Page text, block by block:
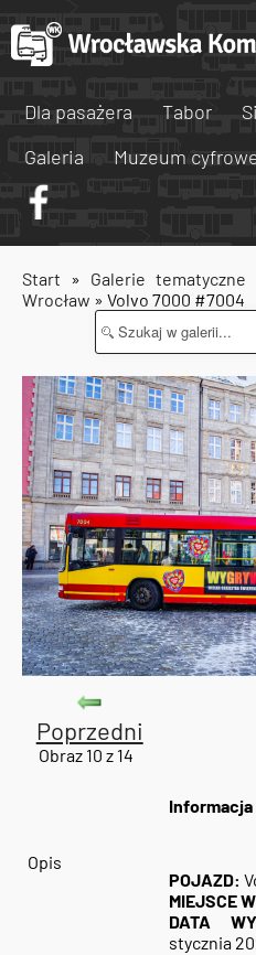
Dla pasażera Tabor
Galeria
Muzeum
Start » Galerie tematyczne
Wrocław » Volvo 7000 #7004
Poprzedni
Obraz 10 z 14
Informacja
Opis
POJAZD:
MIEJSCE
DATA
stycznia